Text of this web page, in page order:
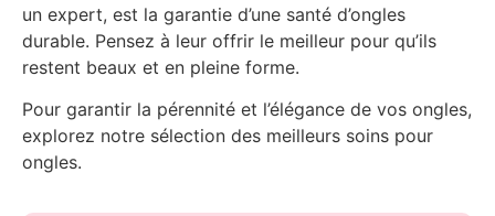
un expert, est la garantie d’une santé d’ongles
durable. Pensez à leur offrir le meilleur pour qu’ils
restent beaux et en pleine forme.
Pour garantir la pérennité et l’élégance de vos ongles,
explorez notre sélection des meilleurs soins pour
ongles.